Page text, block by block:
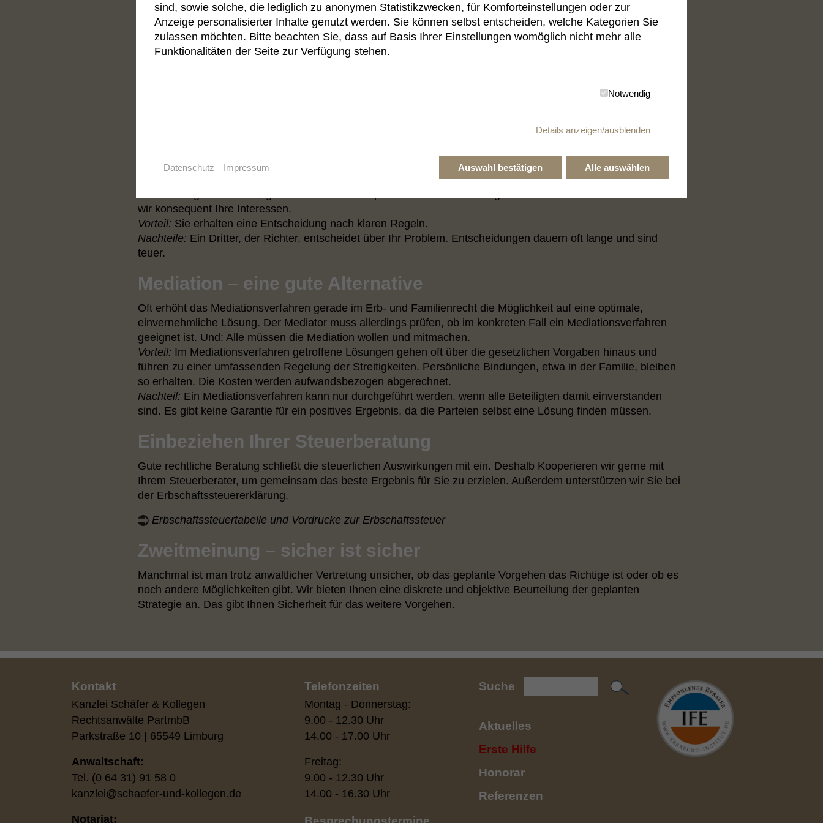
Verhandeln statt prozessieren
Professionelles Verhandeln will gelernt sein, damit ein zufriedenstellendes Ergebnis dabei herauskommt. Wir
Gerichtsprozess – manchmal führt kein Weg daran vorbei
Obwohl wir grundsätzlich von außergerichtlichen Lösungsmöglichkeiten überzeugt sind, bleibt das
Gerichtsverfahren ein wichtiger Eckpfeiler unseres Rechtssystems. Spätestens wenn außergerichtliche
wir konsequent Ihre Interessen.
Vorteil: Sie erhalten eine Entscheidung nach klaren Regeln.
Nachteile: Ein Dritter, der Richter, entscheidet über Ihr Problem. Entscheidungen dauern oft lange und sind
teuer.
Mediation – eine gute Alternative
Oft erhöht das Mediationsverfahren gerade im Erb- und Familienrecht die Möglichkeit auf eine optimale,
einvernehmliche Lösung. Der Mediator muss allerdings prüfen, ob im konkreten Fall ein Mediationsverfahren
geeignet ist. Und: Alle müssen die Mediation wollen und mitmachen.
Vorteil: Im Mediationsverfahren getroffene Lösungen gehen oft über die gesetzlichen Vorgaben hinaus und
führen zu einer umfassenden Regelung der Streitigkeiten. Persönliche Bindungen, etwa in der Familie, bleiben
so erhalten. Die Kosten werden aufwandsbezogen abgerechnet.
Nachteil: Ein Mediationsverfahren kann nur durchgeführt werden, wenn alle Beteiligten damit einverstanden
sind. Es gibt keine Garantie für ein positives Ergebnis, da die Parteien selbst eine Lösung finden müssen.
Einbeziehen Ihrer Steuerberatung
Gute rechtliche Beratung schließt die steuerlichen Auswirkungen mit ein. Deshalb Kooperieren wir gerne mit
Ihrem Steuerberater, um gemeinsam das beste Ergebnis für Sie zu erzielen. Außerdem unterstützen wir Sie bei
der Erbschaftssteuererklärung.
Erbschaftssteuertabelle und Vordrucke zur Erbschaftssteuer
Zweitmeinung – sicher ist sicher
Manchmal ist man trotz anwaltlicher Vertretung unsicher, ob das geplante Vorgehen das Richtige ist oder ob es
noch andere Möglichkeiten gibt. Wir bieten Ihnen eine diskrete und objektive Beurteilung der geplanten
Strategie an. Das gibt Ihnen Sicherheit für das weitere Vorgehen.
Kontakt
Kanzlei Schäfer & Kollegen
Rechtsanwälte PartmbB
Parkstraße 10 | 65549 Limburg
Anwaltschaft:
Tel. (0 64 31) 91 58 0
kanzlei@schaefer-und-kollegen.de
Notariat:
Telefonzeiten
Montag - Donnerstag:
9.00 - 12.30 Uhr
14.00 - 17.00 Uhr
Freitag:
9.00 - 12.30 Uhr
14.00 - 16.30 Uhr
Suche
Aktuelles
Erste Hilfe
Honorar
Referenzen
sind, sowie solche, die lediglich zu anonymen Statistikzwecken, für Komforteinstellungen oder zur
Anzeige personalisierter Inhalte genutzt werden. Sie können selbst entscheiden, welche Kategorien Sie
zulassen möchten. Bitte beachten Sie, dass auf Basis Ihrer Einstellungen womöglich nicht mehr alle
Funktionalitäten der Seite zur Verfügung stehen.
Notwendig
Details anzeigen/ausblenden
Auswahl bestätigen Alle auswählen
Datenschutz Impressum